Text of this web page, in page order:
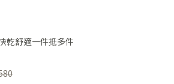
乾舒適一件抵多件